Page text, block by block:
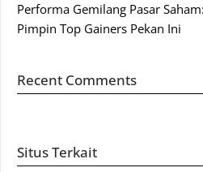
Performa Gemilang Pasar
Pimpin Top Gainers Pekan Ini
Recent Comments
Situs Terkait